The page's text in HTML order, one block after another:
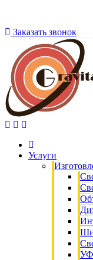
Заказать звонок
Услуги